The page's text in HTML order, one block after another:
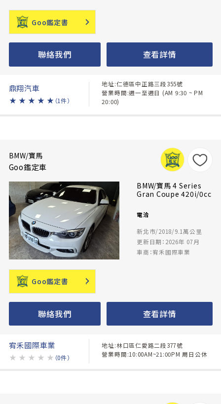
Goo鑑定書
聯絡我們 查看詳情
鼎翔汽車
★ ★ ★ ★ ★ （1件）
地址:仁德區中正路三段355號
營業時間:週一至週日 (AM 9:30 ~ PM
20:00)
BMW/寶馬
Goo鑑定車
BMW/寶馬 4 Series
Gran Coupe 420i/0cc
電洽
新北市/2018/9.1萬公里
更新日期：2026年 07月
車商：宥禾國際車業
Goo鑑定書
聯絡我們 查看詳情
宥禾國際車業
★ ★ ★ ★ ★ （0件）
地址:林口區仁愛路二段377號
營業時間:10:00AM~21:00PM 周日公休